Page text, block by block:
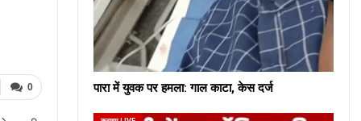
0 पारा में युवक पर हमला: गाल काटा, केस दर्ज